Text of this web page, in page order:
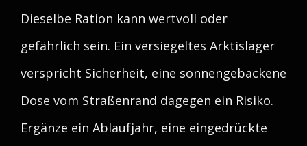
Dieselbe Ration kann wertvoll oder
gefährlich sein. Ein versiegeltes Arktislager
verspricht Sicherheit, eine sonnengebackene
Dose vom Straßenrand dagegen ein Risiko.
Ergänze ein Ablaufjahr, eine eingedrückte